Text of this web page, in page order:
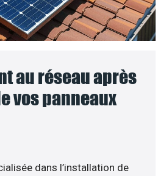
au réseau après
vos panneaux
dans l’installation de